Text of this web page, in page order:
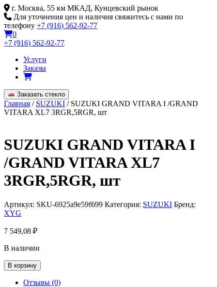
Skip
to
content
г. Москва, 55 км МКАД, Кунцевский рынок
Для уточнения цен и наличия свяжитесь с нами по
телефону +7 (916) 562-92-77
0
+7 (916) 562-92-77
Услуги
Заказы
Заказать стекло
Главная / SUZUKI / SUZUKI GRAND VITARA I /GRAND
VITARA XL7 3RGR,5RGR, шт
SUZUKI GRAND VITARA I
/GRAND VITARA XL7
3RGR,5RGR, шт
Артикул: SKU-6925a9e59f699 Категория: SUZUKI Бренд:
XYG
7 549,08 ₽
В наличии
Количество
товара
SUZUKI
В корзину
Отзывы (0)